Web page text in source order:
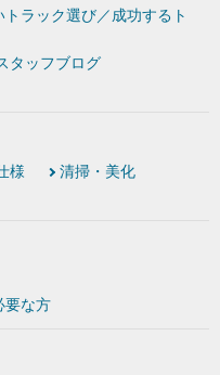
ラック選び／成功するト
タッフブログ
様
清掃・美化
要な方